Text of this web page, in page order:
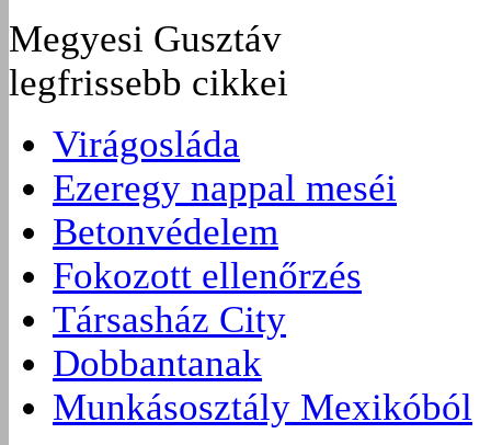
Megyesi Gusztáv
legfrissebb cikkei
Virágosláda
Ezeregy nappal meséi
Betonvédelem
Fokozott ellenőrzés
Társasház City
Dobbantanak
Munkásosztály Mexikóból